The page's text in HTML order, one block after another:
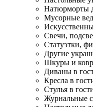
Натюрморты
Мусорные
Свечи,
Статуэтки,
Другие
Шкуры и
Диваны в
Кресла в
Стулья в
Журнальные